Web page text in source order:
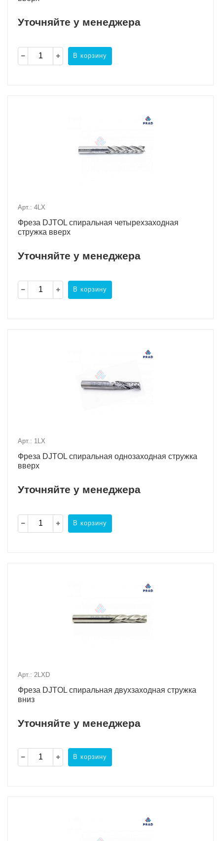
Уточняйте у менеджера
В корзину
Арт.: 4LX
Фреза DJTOL спиральная четырехзаходная
стружка вверх
Уточняйте у менеджера
В корзину
Арт.: 1LX
Фреза DJTOL спиральная однозаходная стружка
вверх
Уточняйте у менеджера
В корзину
Арт.: 2LXD
Фреза DJTOL спиральная двухзаходная стружка
вниз
Уточняйте у менеджера
В корзину